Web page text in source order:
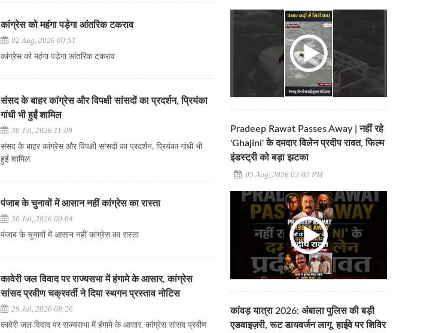
कांग्रेस को महंगा पड़ेगा आंतरिक टकराव
02 Aug, 2026 00:51
कांग्रेस को महंगा पड़ेगा आंतरिक टकराव
संसद के बाहर कांग्रेस और विपक्षी सांसदों का प्रदर्शन, प्रियंका
गांधी भी हुईं शामिल
30 Jul, 2026 11:09
संसद के बाहर कांग्रेस और विपक्षी सांसदों का प्रदर्शन, प्रियंका गांधी भी
हुईं शामिल
पंजाब के चुनावों में आसान नहीं कांग्रेस का रास्ता
30 Jul, 2026 00:04
पंजाब के चुनावों में आसान नहीं कांग्रेस का रास्ता
कावेरी जल विवाद पर राज्यसभा में हंगामे के आसार, कांग्रेस
सांसद प्रवीण चक्रवर्ती ने दिया स्थगन प्रस्ताव नोटिस
29 Jul, 2026 08:26
कावेरी जल विवाद पर राज्यसभा में हंगामे के आसार, कांग्रेस सांसद प्रवीण
Pradeep Rawat Passes Away | नहीं रहे
'Ghajini' के दमदार विलेन प्रदीप रावत, फिल्म
इंडस्ट्री को बड़ा झटका
05 Aug, 2026 02:02 PM
कांवड़ यात्रा 2026: अंबाला पुलिस की बड़ी
एडवाइज़री, रूट डायवर्जन लागू, हाईवे पर शिविर